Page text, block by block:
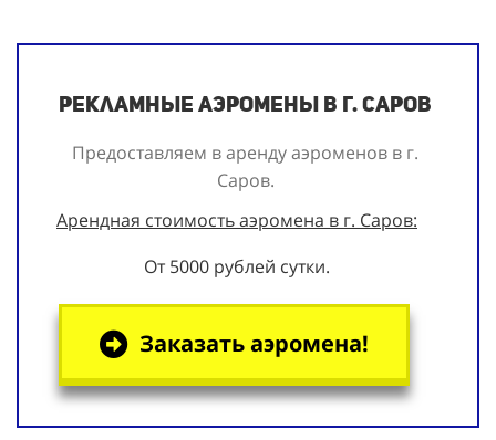
Рекламные аэромены в г. Саров
Предоставляем в аренду аэроменов в г.
Саров.
Арендная стоимость аэромена в г. Саров:
От 5000 рублей сутки.
Заказать аэромена!